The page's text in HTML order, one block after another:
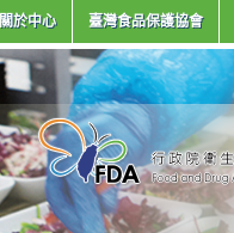
關於中心 臺灣食品保護協會